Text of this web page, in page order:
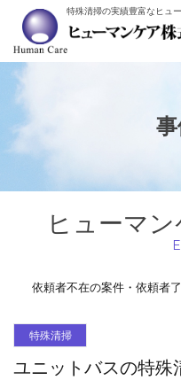
特殊清掃の実績豊富なヒュ
ヒューマ
依頼者不在の案件・依頼者
特殊清掃
ユニットバスの特殊